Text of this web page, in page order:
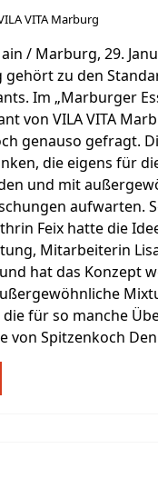
VITA Marburg
/ Marburg, 29.
zu den
Im „Marburger
von VILA VITA
genauso gefragt.
die eigens für
und mit
aufwarten.
Feix hatte die
Mitarbeiterin
hat das Konzept
für so manche
von Spitzenkoch